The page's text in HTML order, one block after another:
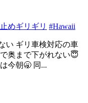
めギリギリ #Hawaii
い ギリ車検対応の車
奥まで下がれない😇
今朝🥱 同...